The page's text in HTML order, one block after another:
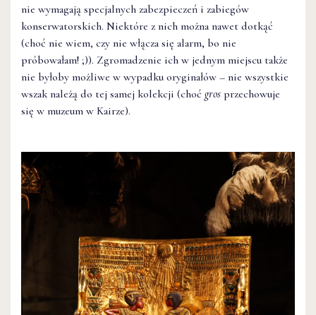
nie wymagają specjalnych zabezpieczeń i zabiegów
konserwatorskich. Niektóre z nich można nawet dotkąć
(choć nie wiem, czy nie włącza się alarm, bo nie
próbowałam! ;)). Zgromadzenie ich w jednym miejscu także
nie byłoby możliwe w wypadku oryginałów – nie wszystkie
wszak należą do tej samej kolekcji (choć gros przechowuje
się w muzeum w Kairze).